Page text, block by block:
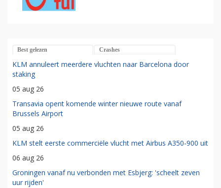
Best gelezen Crashes
KLM annuleert meerdere vluchten naar Barcelona door
staking
05 aug 26
Transavia opent komende winter nieuwe route vanaf
Brussels Airport
05 aug 26
KLM stelt eerste commerciële vlucht met Airbus A350-900 uit
06 aug 26
Groningen vanaf nu verbonden met Esbjerg: 'scheelt zeven
uur rijden'